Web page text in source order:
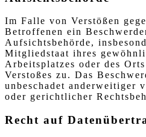
Im Falle von Verstößen
Betroffenen ein
Aufsichtsbehörde,
Mitgliedstaat ihres
Arbeitsplatzes oder des
Verstoßes zu. Das
unbeschadet anderweitiger
oder gerichtlicher
Recht auf